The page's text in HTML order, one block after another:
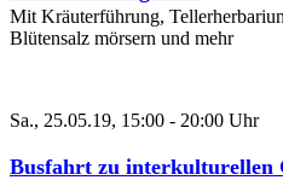
Mit Kräuterführung,
Blütensalz mörsern und mehr
Sa., 25.05.19, 15:00 - 20:00 Uhr
Busfahrt zu interkulturellen